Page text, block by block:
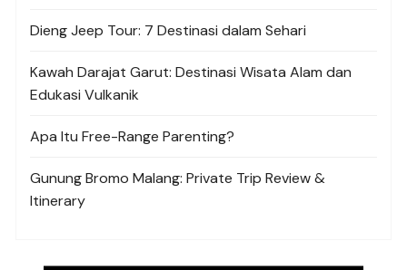
Dieng Jeep Tour: 7 Destinasi dalam Sehari
Kawah Darajat Garut: Destinasi Wisata Alam dan
Edukasi Vulkanik
Apa Itu Free-Range Parenting?
Gunung Bromo Malang: Private Trip Review &
Itinerary